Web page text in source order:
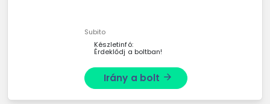
egyenetlen ... vonzó, és órákig tartó
Subito
Készletinfó:
Érdeklődj a boltban!
Irány a bolt arrow_forward